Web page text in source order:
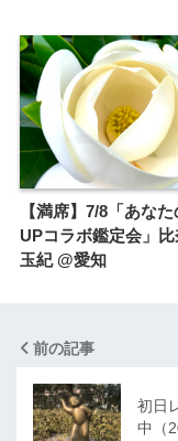
【満席】7/8「あな
UPコラボ鑑定会」
玉紀 @愛知
前の記事
初日
中（